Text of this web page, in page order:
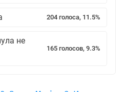
204 голоса, 11.5%
не
165 голосов, 9.3%